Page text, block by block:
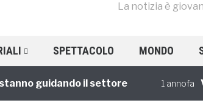
La notizia è
SPETTACOLO MONDO
guidando il settore 1 annofa